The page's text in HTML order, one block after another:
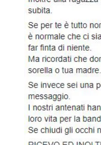
CLIMA